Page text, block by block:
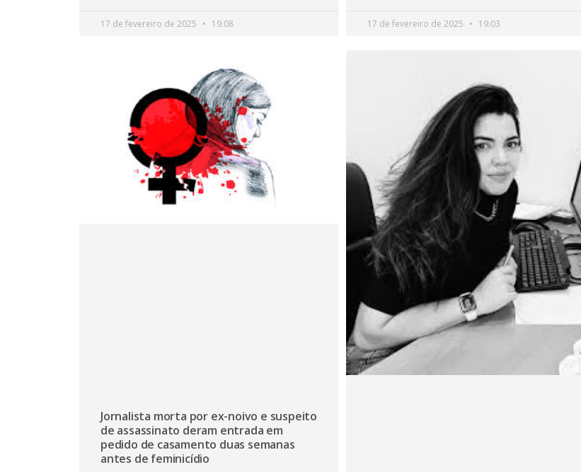
17 de fevereiro de 2025 19:08 17 de fevereiro de 2025 19:03
Jornalista morta por ex-noivo e suspeito
de assassinato deram entrada em
pedido de casamento duas semanas
antes de feminicídio